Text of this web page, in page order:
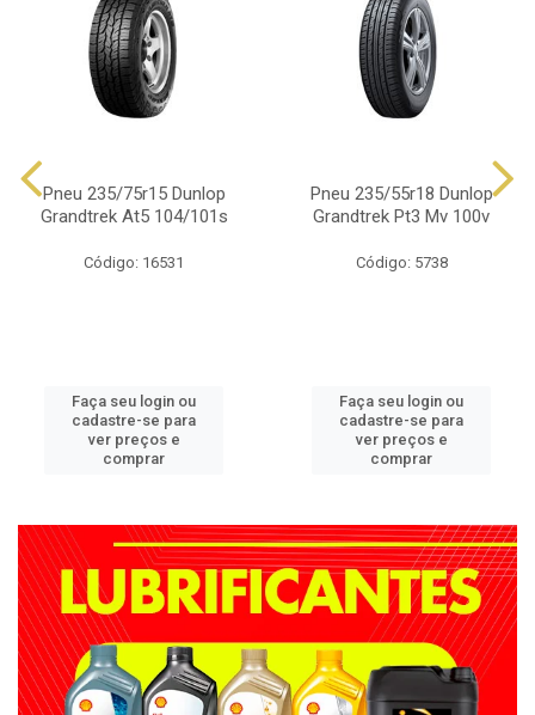
Pneu 235/75r15 Dunlop
Grandtrek At5 104/101s
Código: 16531
Faça seu login ou
cadastre-se para
ver preços e
comprar
Pneu 235/55r18 Dunlop
Grandtrek Pt3 Mv 100v
Código: 5738
Faça seu login ou
cadastre-se para
ver preços e
comprar